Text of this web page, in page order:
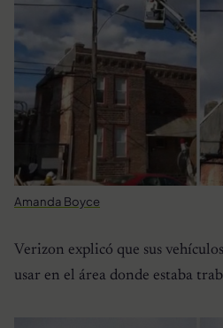
Amanda Boyce
Verizon explicó que sus
usar en el área donde estaba